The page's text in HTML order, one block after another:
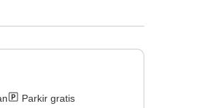
Parkir gratis